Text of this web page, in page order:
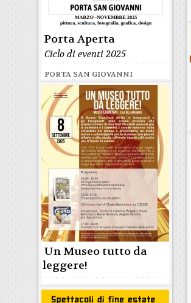
Porta Aperta
Ciclo di eventi 2025
PORTA SAN GIOVANNI
Un Museo tutto da
leggere!